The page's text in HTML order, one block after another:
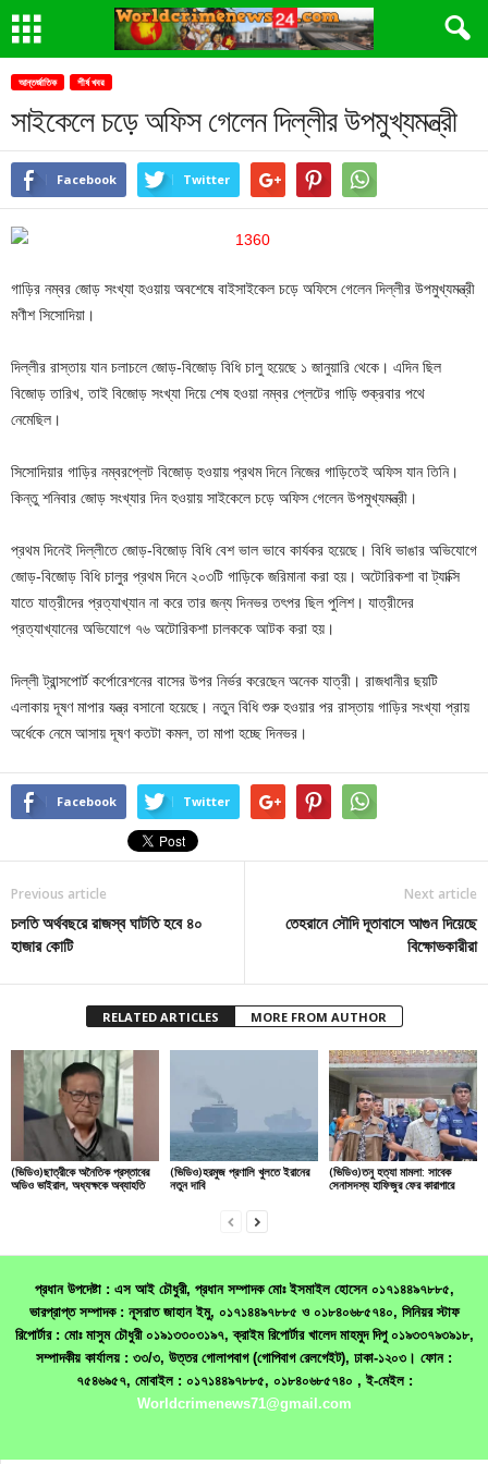
আন্তর্জাতিক শীর্ষ খবর
সাইকেলে চড়ে অফিস গেলেন দিল্লীর উপমুখ্যমন্ত্রী
Facebook Twitter
গাড়ির নম্বর জোড় সংখ্যা হওয়ায় অবশেষে বাইসাইকেল চড়ে অফিসে গেলেন দিল্লীর উপমুখ্যমন্ত্রী
মণীশ সিসোদিয়া।
দিল্লীর রাস্তায় যান চলাচলে জোড়-বিজোড় বিধি চালু হয়েছে ১ জানুয়ারি থেকে। এদিন ছিল
বিজোড় তারিখ, তাই বিজোড় সংখ্যা দিয়ে শেষ হওয়া নম্বর প্লেটের গাড়ি শুক্রবার পথে
নেমেছিল।
সিসোদিয়ার গাড়ির নম্বরপ্লেট বিজোড় হওয়ায় প্রথম দিনে নিজের গাড়িতেই অফিস যান তিনি।
কিন্তু শনিবার জোড় সংখ্যার দিন হওয়ায় সাইকেলে চড়ে অফিস গেলেন উপমুখ্যমন্ত্রী।
প্রথম দিনেই দিল্লীতে জোড়-বিজোড় বিধি বেশ ভাল ভাবে কার্যকর হয়েছে। বিধি ভাঙার অভিযোগে
জোড়-বিজোড় বিধি চালুর প্রথম দিনে ২০৩টি গাড়িকে জরিমানা করা হয়। অটোরিকশা বা ট্যাক্সি
যাতে যাত্রীদের প্রত্যাখ্যান না করে তার জন্য দিনভর তৎপর ছিল পুলিশ। যাত্রীদের
প্রত্যাখ্যানের অভিযোগে ৭৬ অটোরিকশা চালককে আটক করা হয়।
দিল্লী ট্রান্সপোর্ট কর্পোরেশনের বাসের উপর নির্ভর করেছেন অনেক যাত্রী। রাজধানীর ছয়টি
এলাকায় দূষণ মাপার যন্ত্র বসানো হয়েছে। নতুন বিধি শুরু হওয়ার পর রাস্তায় গাড়ির সংখ্যা প্রায়
অর্ধেকে নেমে আসায় দূষণ কতটা কমল, তা মাপা হচ্ছে দিনভর।
Facebook Twitter
Previous article
চলতি অর্থবছরে রাজস্ব ঘাটতি হবে ৪০
হাজার কোটি
Next article
তেহরানে সৌদি দূতাবাসে আগুন দিয়েছে
বিক্ষোভকারীরা
RELATED ARTICLES MORE FROM AUTHOR
(ভিডিও)ছাত্রীকে অনৈতিক প্রস্তাবের
অডিও ভাইরাল, অধ্যক্ষকে অব্যাহতি
(ভিডিও)হরমুজ প্রণালি খুলতে ইরানের
নতুন দাবি
(ভিডিও)তনু হত্যা মামলা: সাবেক
সেনাসদস্য হাফিজুর ফের কারাগারে
প্রধান উপদেষ্টা : এস আই চৌধুরী, প্রধান সম্পাদক মোঃ ইসমাইল হোসেন ০১৭১৪৪৯৭৮৮৫,
ভারপ্রাপ্ত সম্পাদক : নূসরাত জাহান ইমু, ০১৭১৪৪৯৭৮৮৫ ও ০১৮৪০৬৮৫৭৪০, সিনিয়র স্টাফ
রিপোর্টার : মোঃ মাসুম চৌধুরী ০১৯১৩৩০৩১৯৭, ক্রাইম রিপোর্টার খালেদ মাহমুদ দিপু ০১৯৩৩৭৯৩৯১৮,
সম্পাদকীয় কার্যালয় : ৩৩/৩, উত্তর গোলাপবাগ (গোপিবাগ রেলগেইট), ঢাকা-১২০৩। ফোন :
৭৫৪৬৯৫৭, মোবাইল : ০১৭১৪৪৯৭৮৮৫, ০১৮৪০৬৮৫৭৪০ , ই-মেইল :
Worldcrimenews71@gmail.com